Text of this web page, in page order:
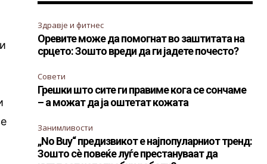
Здравје и фитнес
Оревите може да помогнат во заштитата на
срцето: Зошто вреди да ги јадете почесто?
Совети
Грешки што сите ги правиме кога се сончаме
– а можат да ја оштетат кожата
Занимливости
„No Buy“ предизвикот е најпопуларниот тренд:
Зошто сè повеќе луѓе престануваат да